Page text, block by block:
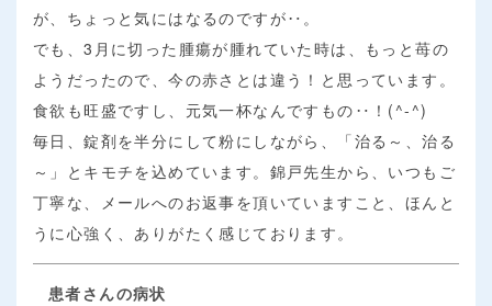
が、ちょっと気にはなるのですが‥。
でも、3月に切った腫瘍が腫れていた時は、もっと苺の
ようだったので、今の赤さとは違う！と思っています。
食欲も旺盛ですし、元気一杯なんですもの‥！(^-^)
毎日、錠剤を半分にして粉にしながら、「治る～、治る
～」とキモチを込めています。錦戸先生から、いつもご
丁寧な、メールへのお返事を頂いていますこと、ほんと
うに心強く、ありがたく感じております。
患者さんの病状